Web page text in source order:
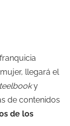
llegará el
y
de contenidos
de los